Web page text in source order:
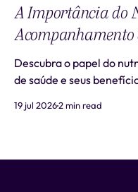
A Importância do
Acompanhamento
Descubra o papel do
de saúde e seus
19 jul 20262 min read